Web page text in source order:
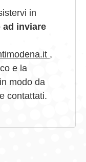
in
ad inviare
,
e la
modo da
contattati.